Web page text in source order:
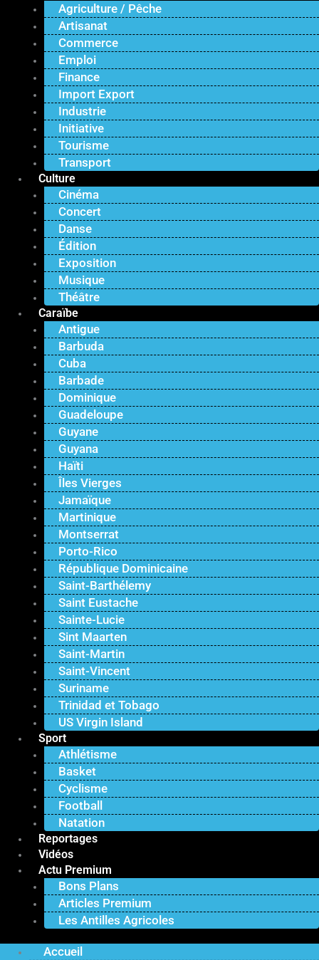
Agriculture / Pêche
Artisanat
Commerce
Emploi
Finance
Import Export
Industrie
Initiative
Tourisme
Transport
Culture
Cinéma
Concert
Danse
Édition
Exposition
Musique
Théâtre
Caraïbe
Antigue
Barbuda
Cuba
Barbade
Dominique
Guadeloupe
Guyane
Guyana
Haïti
Îles Vierges
Jamaïque
Martinique
Montserrat
Porto-Rico
République Dominicaine
Saint-Barthélemy
Saint Eustache
Sainte-Lucie
Sint Maarten
Saint-Martin
Saint-Vincent
Suriname
Trinidad et Tobago
US Virgin Island
Sport
Athlétisme
Basket
Cyclisme
Football
Natation
Reportages
Vidéos
Actu Premium
Bons Plans
Articles Premium
Les Antilles Agricoles
Accueil